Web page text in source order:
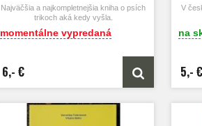
Najväčšia a najkompletnejšia kniha o psích
trikoch aká kedy vyšla.
momentálne vypredaná
6,- €
V
na
5,- €